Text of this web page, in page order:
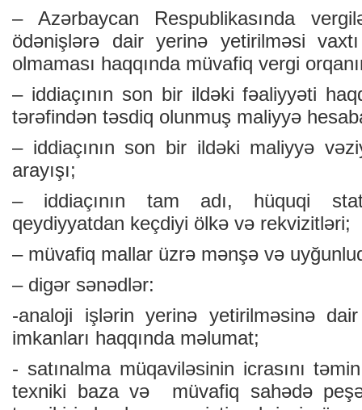
– Azərbaycan Respublikasında
ödənişlərə dair yerinə yetirilməsi
olmaması haqqında müvafiq vergi
– iddiaçının son bir ildəki fəaliyyəti
tərəfindən təsdiq olunmuş maliyyə
– iddiaçının son bir ildəki maliyyə
arayışı;
– iddiaçının tam adı, hüquqi
qeydiyyatdan keçdiyi ölkə və rekvizitləri;
– müvafiq mallar üzrə mənşə və
– digər sənədlər:
-analoji işlərin yerinə yetirilməsinə dair
imkanları haqqında məlumat;
- satınalma müqaviləsinin icrasını
texniki baza və müvafiq sahədə